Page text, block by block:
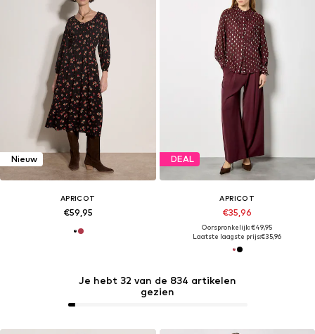
Je hebt 32 van de 834 artikelen
gezien
Nieuw
APRICOT
€59,95
DEAL
APRICOT
€35,96
Oorspronkelijk: €49,95
Laatste laagste prijs:€35,96